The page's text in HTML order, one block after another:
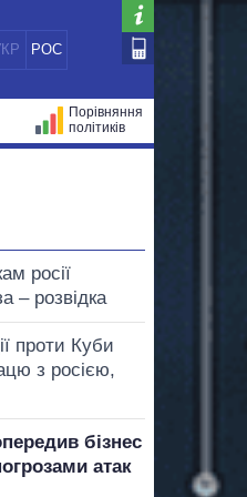
РОС
Порівняння
політиків
росії
– розвідка
проти Куби
з росією,
бізнес
атак